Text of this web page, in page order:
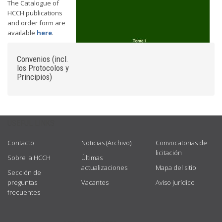
The Catalogue of
HCCH publications
and order form are
available here.
Convenios (incl.
los Protocolos y
Principios)
Contacto
Sobre la HCCH
Sección de
preguntas
frecuentes
Noticias (Archivo)
Últimas
actualizaciones
Vacantes
Convocatorias de
licitación
Mapa del sitio
Aviso jurídico